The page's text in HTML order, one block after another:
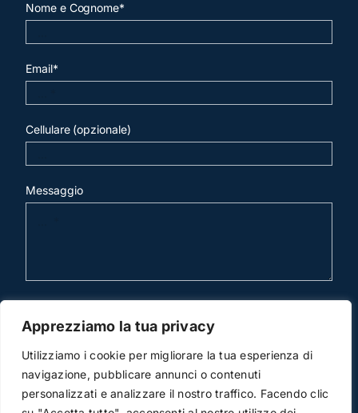
Apprezziamo la tua privacy
Utilizziamo i cookie per migliorare la tua esperienza di
navigazione, pubblicare annunci o contenuti
personalizzati e analizzare il nostro traffico. Facendo clic
Nome e Cognome*
Email*
Cellulare (opzionale)
Messaggio
invia mail